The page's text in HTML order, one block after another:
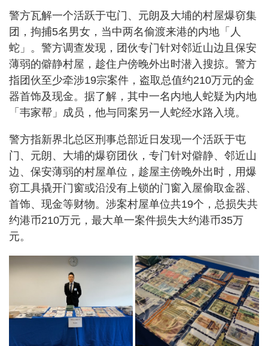
警方瓦解一个活跃于屯门、元朗及大埔的村屋爆窃集
团，拘捕5名男女，当中两名偷渡来港的内地「人
蛇」。警方调查发现，团伙专门针对邻近山边且保安
薄弱的僻静村屋，趁住户傍晚外出时潜入搜掠。警方
指团伙至少牵涉19宗案件，盗取总值约210万元的金
器首饰及现金。据了解，其中一名内地人蛇疑为内地
「韦家帮」成员，他与同案另一人蛇经水路入境。
警方指新界北总区刑事总部近日发现一个活跃于屯
门、元朗、大埔的爆窃团伙，专门针对僻静、邻近山
边、保安薄弱的村屋单位，趁屋主傍晚外出时，用爆
窃工具撬开门窗或沿没有上锁的门窗入屋偷取金器、
首饰、现金等财物。涉案村屋单位共19个，总损失共
约港币210万元，最大单一案件损失大约港币35万
元。